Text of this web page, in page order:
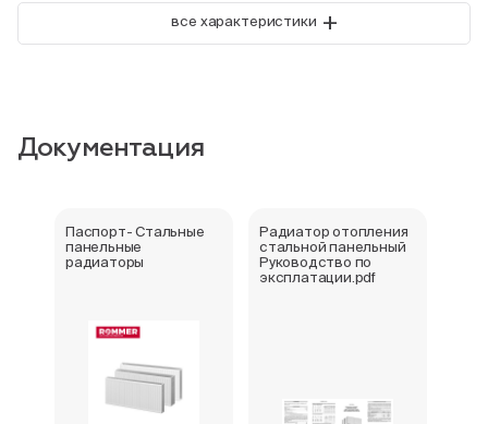
все характеристики +
Документация
Паспорт- Стальные
панельные
радиаторы
Радиатор отопления
стальной панельный
Руководство по
эксплатации.pdf